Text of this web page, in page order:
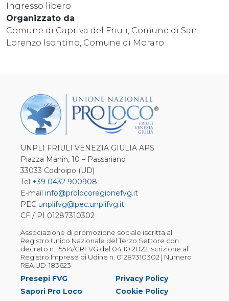
Ingresso libero
Organizzato da
Comune di Capriva del Friuli, Comune di San
Lorenzo Isontino, Comune di Moraro
UNPLI FRIULI VENEZIA GIULIA APS
Piazza Manin, 10 – Passariano
33033 Codroipo (UD)
Tel +39 0432 900908
E-mail info@prolocoregionefvg.it
PEC unplifvg@pec.unplifvg.it
CF / PI 01287310302
Associazione di promozione sociale iscritta al
Registro Unico Nazionale del Terzo Settore con
decreto n. 15514/GRFVG del 04.10.2022 Iscrizione al
Registro Imprese di Udine n. 01287310302 | Numero
REA UD-183623
Presepi FVG
Sapori Pro Loco
Privacy Policy
Cookie Policy